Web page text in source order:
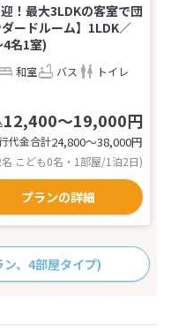
！最大3LDKの客室で団
ードルーム】1LDK／
名1室)
和室 バス
トイレ
12,400～19,000円
代金合計24,800〜38,000円
こども0名・1部屋/1泊2日)
プランの詳細
ン、4部屋タイプ)